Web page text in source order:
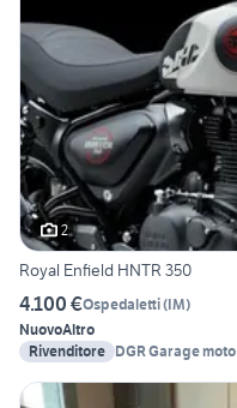
2
Royal Enfield HNTR 350
4.100 €Ospedaletti(IM)
NuovoAltro
Rivenditore DGR Garage moto